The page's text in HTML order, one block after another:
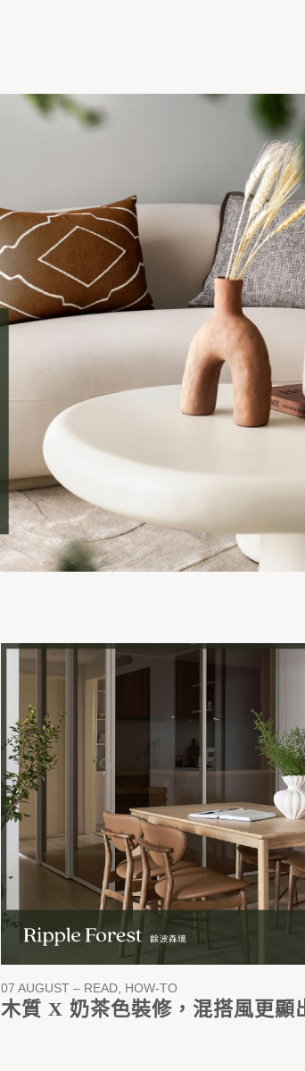
07 AUGUST – READ, HOW-TO
木質 X 奶茶色裝修，混搭風更顯